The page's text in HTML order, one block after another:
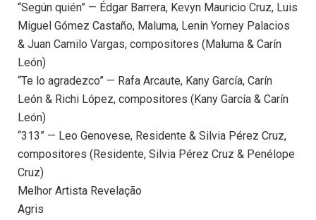
“Según quién” — Édgar Barrera, Kevyn Mauricio Cruz, Luis
Miguel Gómez Castaño, Maluma, Lenin Yorney Palacios
& Juan Camilo Vargas, compositores (Maluma & Carín
León)
“Te lo agradezco” — Rafa Arcaute, Kany García, Carín
León & Richi López, compositores (Kany García & Carín
León)
“313” — Leo Genovese, Residente & Silvia Pérez Cruz,
compositores (Residente, Silvia Pérez Cruz & Penélope
Cruz)
Melhor Artista Revelação
Agris